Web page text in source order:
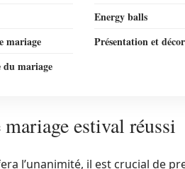
Energy balls
mariage
Présentation et
du mariage
estival réussi
l’unanimité, il est crucial de